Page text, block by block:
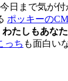
日まで気が
ポッキーのCM
わたしもあな
っち も面白い